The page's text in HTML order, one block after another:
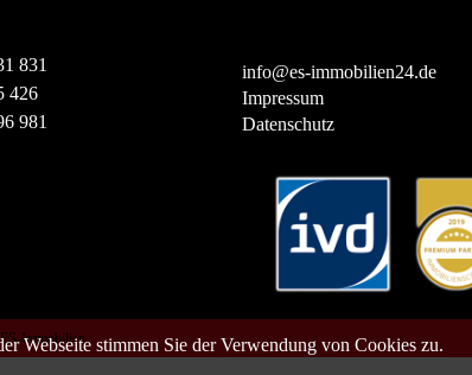
Webseite stimmen Sie der Verwendung von Cookies zu.
831
426
981
info@es-immobilien24.de
Impressum
Datenschutz
Immobilien